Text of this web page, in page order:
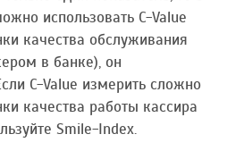
использовать C-Value
качества обслуживания
в банке), он
С-Value измерить сложно
качества работы кассира
Smile-Index.